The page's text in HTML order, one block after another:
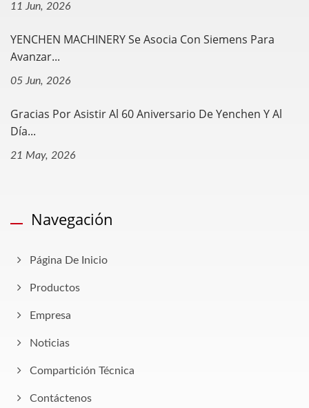
11 Jun, 2026
YENCHEN MACHINERY Se Asocia Con Siemens Para
Avanzar...
05 Jun, 2026
Gracias Por Asistir Al 60 Aniversario De Yenchen Y Al
Día...
21 May, 2026
Navegación
Página De Inicio
Productos
Empresa
Noticias
Compartición Técnica
Contáctenos